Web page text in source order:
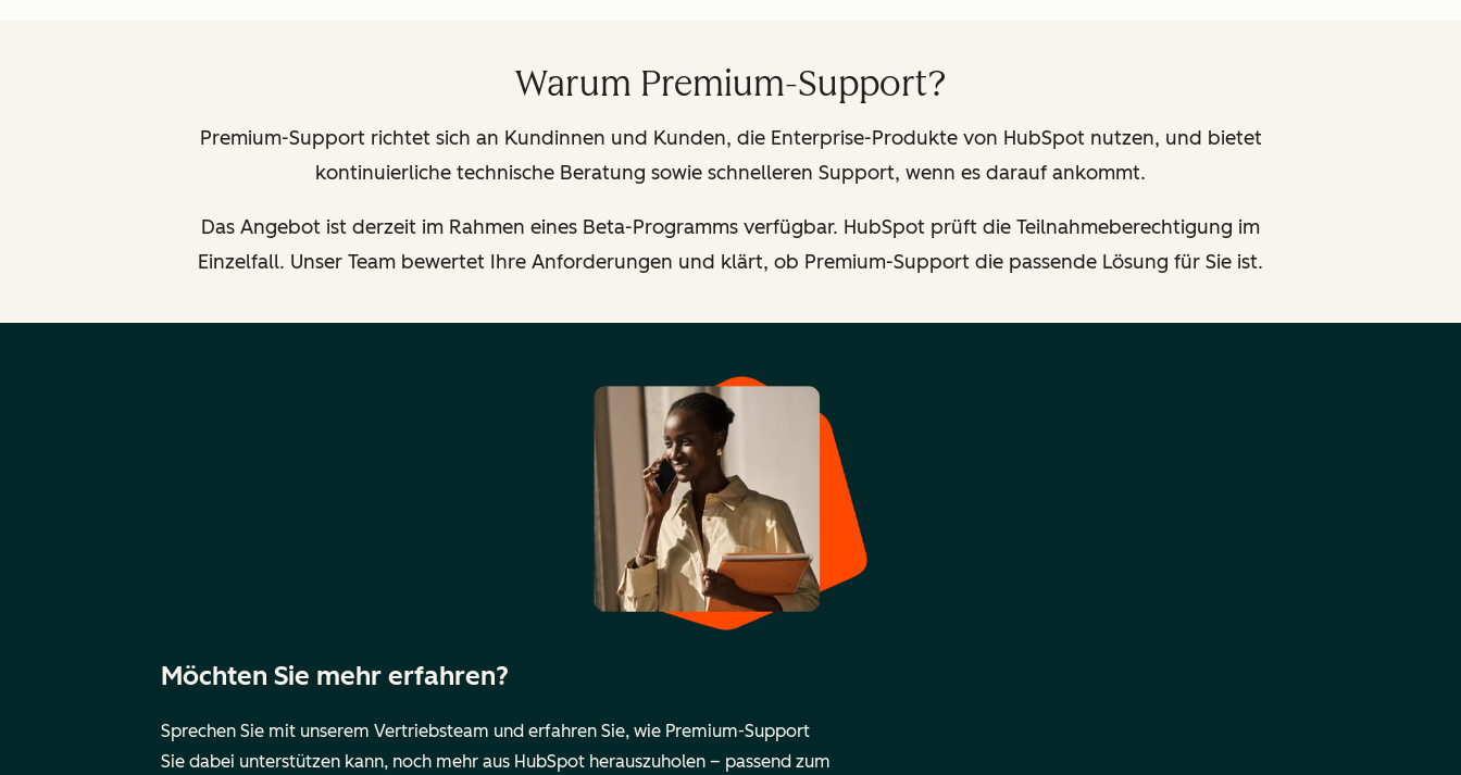
Warum Premium-Support?
Premium-Support richtet sich an Kundinnen und Kunden, die Enterprise-Produkte von HubSpot nutzen, und bietet
kontinuierliche technische Beratung sowie schnelleren Support, wenn es darauf ankommt.
Das Angebot ist derzeit im Rahmen eines Beta-Programms verfügbar. HubSpot prüft die Teilnahmeberechtigung im
Einzelfall. Unser Team bewertet Ihre Anforderungen und klärt, ob Premium-Support die passende Lösung für Sie ist.
Möchten Sie mehr erfahren?
Sprechen Sie mit unserem Vertriebsteam und erfahren Sie, wie Premium-Support
Sie dabei unterstützen kann, noch mehr aus HubSpot herauszuholen – passend zum